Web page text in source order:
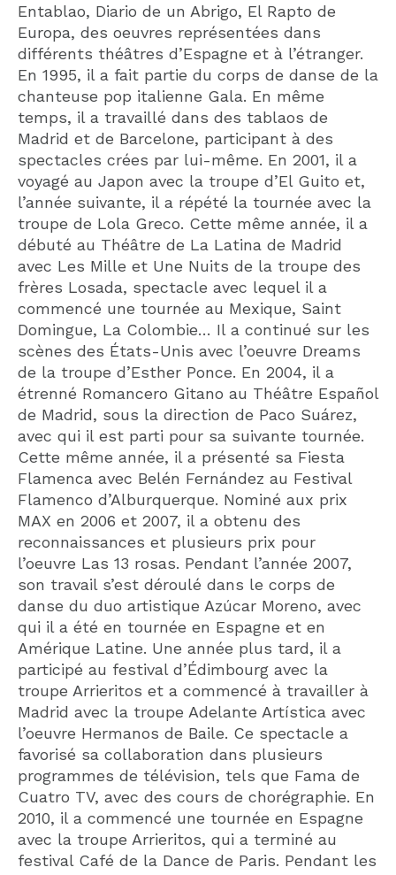
Entablao, Diario de un Abrigo, El Rapto de
Europa, des oeuvres représentées dans
différents théâtres d’Espagne et à l’étranger.
En 1995, il a fait partie du corps de danse de la
chanteuse pop italienne Gala. En même
temps, il a travaillé dans des tablaos de
Madrid et de Barcelone, participant à des
spectacles crées par lui-même. En 2001, il a
voyagé au Japon avec la troupe d’El Guito et,
l’année suivante, il a répété la tournée avec la
troupe de Lola Greco. Cette même année, il a
débuté au Théâtre de La Latina de Madrid
avec Les Mille et Une Nuits de la troupe des
frères Losada, spectacle avec lequel il a
commencé une tournée au Mexique, Saint
Domingue, La Colombie… Il a continué sur les
scènes des États-Unis avec l’oeuvre Dreams
de la troupe d’Esther Ponce. En 2004, il a
étrenné Romancero Gitano au Théâtre Español
de Madrid, sous la direction de Paco Suárez,
avec qui il est parti pour sa suivante tournée.
Cette même année, il a présenté sa Fiesta
Flamenca avec Belén Fernández au Festival
Flamenco d’Alburquerque. Nominé aux prix
MAX en 2006 et 2007, il a obtenu des
reconnaissances et plusieurs prix pour
l’oeuvre Las 13 rosas. Pendant l’année 2007,
son travail s’est déroulé dans le corps de
danse du duo artistique Azúcar Moreno, avec
qui il a été en tournée en Espagne et en
Amérique Latine. Une année plus tard, il a
participé au festival d’Édimbourg avec la
troupe Arrieritos et a commencé à travailler à
Madrid avec la troupe Adelante Artística avec
l’oeuvre Hermanos de Baile. Ce spectacle a
favorisé sa collaboration dans plusieurs
programmes de télévision, tels que Fama de
Cuatro TV, avec des cours de chorégraphie. En
2010, il a commencé une tournée en Espagne
avec la troupe Arrieritos, qui a terminé au
festival Café de la Dance de Paris. Pendant les